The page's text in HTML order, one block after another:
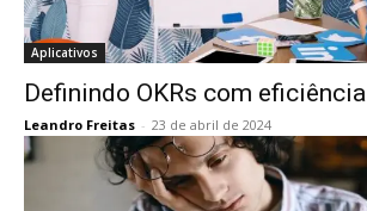
Aplicativos
Definindo OKRs com eficiência
Leandro Freitas - 23 de abril de 2024